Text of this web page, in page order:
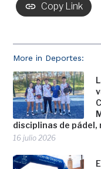
More in Deportes:
disciplinas de
16 julio 2026
Copy Link